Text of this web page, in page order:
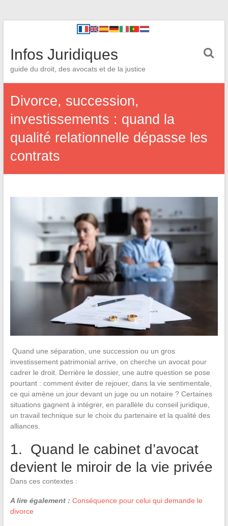
Infos Juridiques
guide du droit, des avocats et de la justice
Divorce, succession,
investissements : quand la
qualité relationnelle dépasse les
contrats
Quand une séparation, une succession ou un gros
investissement patrimonial arrive, on cherche un avocat pour
cadrer le droit. Derrière le dossier, une autre question se pose
pourtant : comment éviter de rejouer, dans la vie sentimentale,
ce qui amène un jour devant un juge ou un notaire ? Certaines
situations gagnent à intégrer, en parallèle du conseil juridique,
un travail technique sur le choix du partenaire et la qualité des
alliances.
1. Quand le cabinet d’avocat
devient le miroir de la vie privée
Dans ces contextes :
A lire également : Conséquence pour celui qui demande le
divorce